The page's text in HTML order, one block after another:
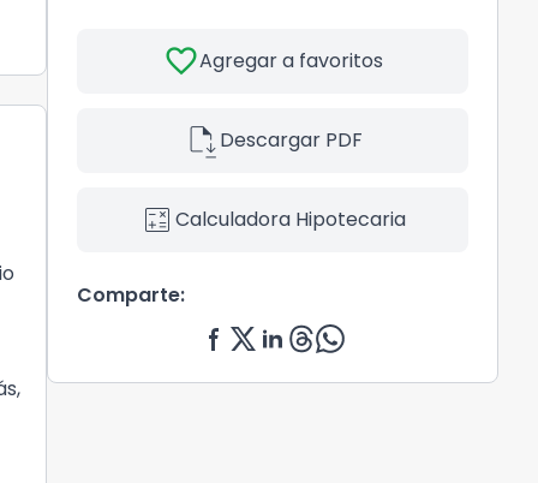
favoriteAgregar a favoritos
file_saveDescargar PDF
calculate Calculadora Hipotecaria
Comparte: